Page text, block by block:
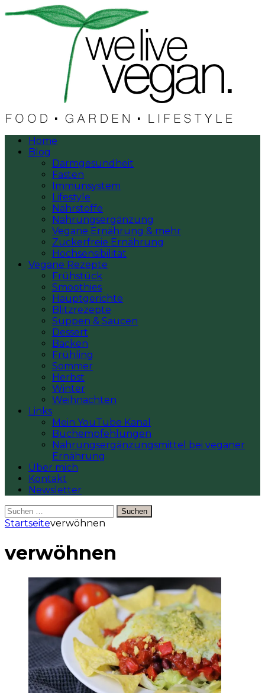
Home
Blog
Darmgesundheit
Fasten
Immunsystem
Lifestyle
Nährstoffe
Nahrungsergänzung
Vegane Ernährung & mehr
Zuckerfreie Ernährung
Hochsensibilität
Vegane Rezepte
Frühstück
Smoothies
Hauptgerichte
Blitzrezepte
Suppen & Saucen
Dessert
Backen
Frühling
Sommer
Herbst
Winter
Weihnachten
Links
Mein YouTube Kanal
Buchempfehlungen
Nahrungsergänzungsmittel bei veganer
Ernährung
Über mich
Kontakt
Newsletter
Suchen
nach:
Startseiteverwöhnen
verwöhnen